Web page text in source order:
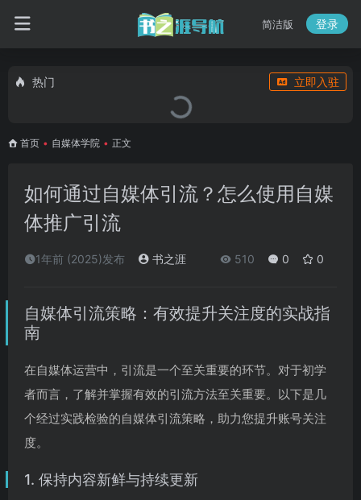
简洁版 登录
热门 立即入驻
首页 • 自媒体学院 • 正文
如何通过自媒体引流？怎么使用自媒
体推广引流
1年前 (2025)发布 书之涯 510 0 0
自媒体引流策略：有效提升关注度的实战指
南
在自媒体运营中，引流是一个至关重要的环节。对于初学
者而言，了解并掌握有效的引流方法至关重要。以下是几
个经过实践检验的自媒体引流策略，助力您提升账号关注
度。
1. 保持内容新鲜与持续更新